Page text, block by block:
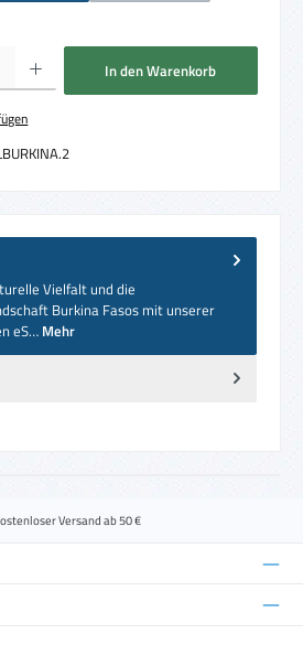
Wert ein oder benutze die Schaltflächen um
In den Warenkorb
Vielfalt und die
Burkina Fasos mit unserer
eS… Mehr
Versand ab 50 €